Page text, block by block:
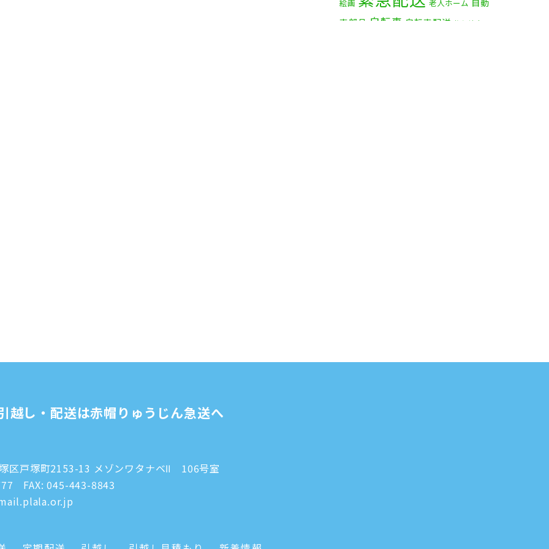
絵画 老人ホーム 自動
車部品 自転車 自転車配送 茅ケ崎市
越し・配送は赤帽りゅうじん急送へ
区戸塚町2153-13 メゾンワタナベⅡ 106号室
FAX: 045-443-8843